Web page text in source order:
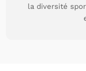
la diversité